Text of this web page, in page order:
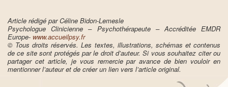
Article rédigé par Céline Bidon-Lemesle
Psychologue Clinicienne – Psychothérapeute – Accréditée EMDR
Europe- www.accueilpsy.fr
© Tous droits réservés. Les textes, illustrations, schémas et contenus
de ce site sont protégés par le droit d’auteur. Si vous souhaitez citer ou
partager cet article, je vous remercie par avance de bien vouloir en
mentionner l’auteur et de créer un lien vers l’article original.